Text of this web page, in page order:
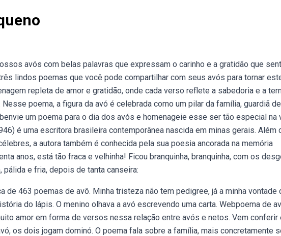
avós com belas palavras que expressam o carinho e a gratidão que
lindos poemas que você pode compartilhar com seus avós para tornar
repleta de amor e gratidão, onde cada verso reflete a sabedoria e a
poema, a figura da avó é celebrada como um pilar da família, guardiã de
um poema para o dia dos avós e homenageie esse ser tão especial na
é uma escritora brasileira contemporânea nascida em minas gerais. Além
a autora também é conhecida pela sua poesia ancorada na memória
anos, está tão fraca e velhinha! Ficou branquinha, branquinha, com os
pálida e fria, depois de tanta canseira:
de 463 poemas de avô. Minha tristeza não tem pedigree, já a minha vontade
do lápis. O menino olhava a avó escrevendo uma carta. Webpoema de
amor em forma de versos nessa relação entre avós e netos. Vem conferir
os dois jogam dominó. O poema fala sobre a família, mais concretamente